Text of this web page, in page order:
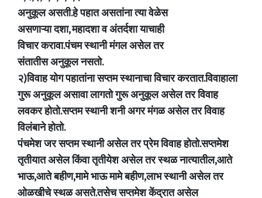
अनुकूल असती.हे पहात असतांना त्या वेळेस
असणाऱ्या दशा, महादशा व अंतर्दशा याचाही
विचार करावा.पंचम स्थानी मंगल असेल तर
संतातीस अनुकूल नसतो.
२)विवाह योग पहातांना सप्तम स्थानाचा विचार करतात.विवाहाला
गुरू अनुकूल असावा लागतो गुरू अनुकूल असेल तर विवाह
लवकर होतो.सप्तम स्थानी शनी अगर मंगळ असेल तर विवाह
विलंबाने होतो.
पंचमेश जर सप्तम स्थानी असेल तर प्रेम विवाह होतो.सप्तमेश
तृतीयात असेल किंवा तृतीयेश असेल तर स्थळ नात्यातील,आते
भाऊ,आते बहीण,मामे भाऊ मामे बहीण,लाभ स्थानी असेल तर
ओळखीचे स्थळ असते.तसेच सप्तमेश केंद्रात असेल